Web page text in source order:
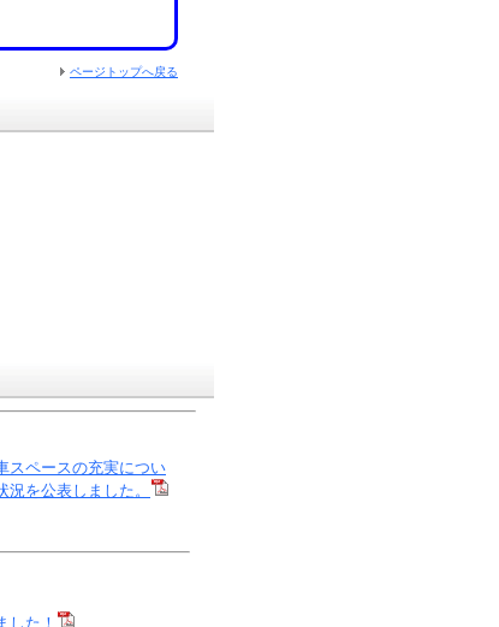
ページトップへ戻る
スペースの充実につい
を公表しました。
した！